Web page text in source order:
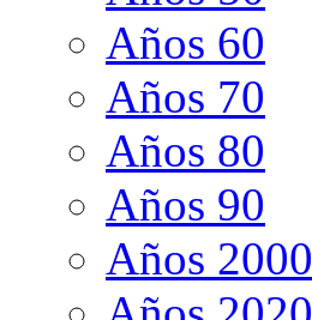
Años 60
Años 70
Años 80
Años 90
Años 2000